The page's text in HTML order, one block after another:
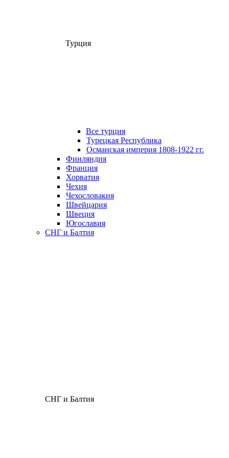
Турция
Все турция
Турецкая Республика
Османская империя 1808-1922 гг.
Финляндия
Франция
Хорватия
Чехия
Чехословакия
Швейцария
Швеция
Югославия
СНГ и Балтия
СНГ и Балтия